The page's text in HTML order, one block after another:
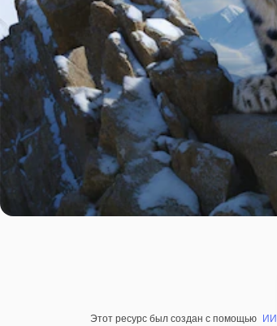
Этот ресурс был создан с помощью ИИ